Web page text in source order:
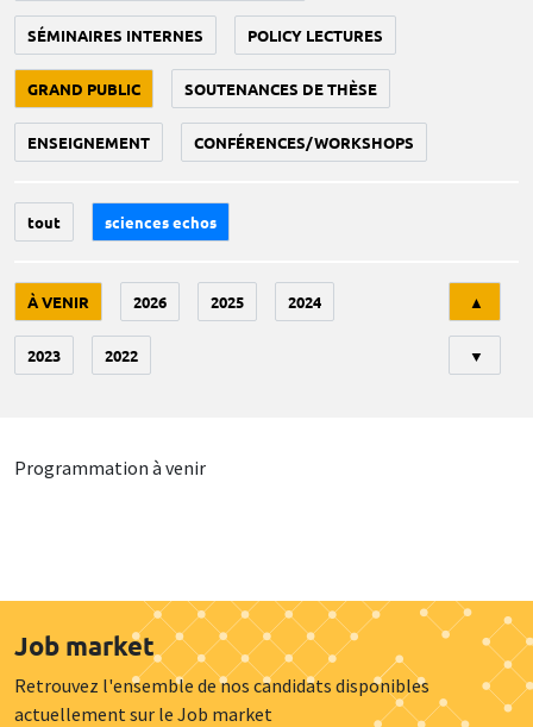
SÉMINAIRES INTERNES POLICY LECTURES
GRAND PUBLIC SOUTENANCES DE THÈSE
ENSEIGNEMENT CONFÉRENCES/WORKSHOPS
tout sciences echos
À VENIR 2026 2025 2024
2023 2022
▲
▼
Programmation à venir
Job market
Retrouvez l'ensemble de nos candidats disponibles
actuellement sur le Job market